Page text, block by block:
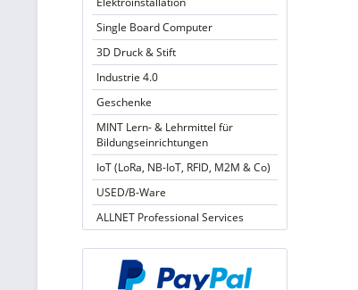
Single Board Computer
3D Druck & Stift
Industrie 4.0
Geschenke
MINT Lern- & Lehrmittel für
Bildungseinrichtungen
IoT (LoRa, NB-IoT, RFID, M2M & Co)
USED/B-Ware
ALLNET Professional Services